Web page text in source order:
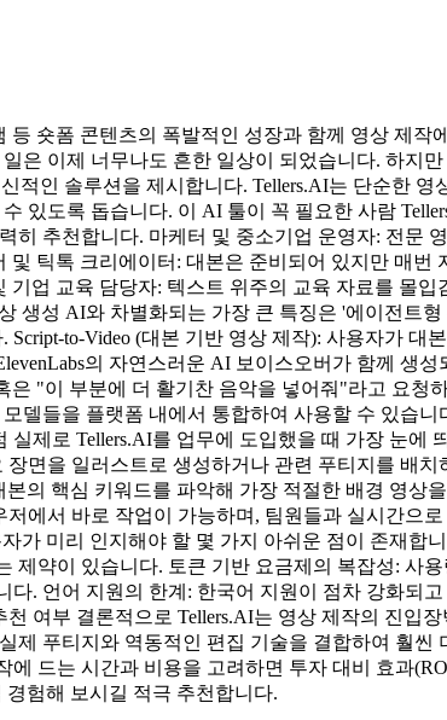
숏폼 콘텐츠의 폭발적인 성장과 함께 영상 제
은 이제 너무나도 흔한 일상이 되었습니다. 하지
적인 솔루션을 제시합니다. Tellers.AI는 단순한
있도록 돕습니다. 이 AI 툴이 꼭 필요한 사람
추천합니다. 마케터 및 중소기업 운영자: 전문
틱톡 크리에이터: 대본은 준비되어 있지만 매
업 교육 담당자: 텍스트 위주의 교육 자료를 몰
생성 AI와 차별화되는 가장 큰 특징은 '에이전트
to-Video (대본 기반 영상 제작): 사용자가 대
의 자연스러운 AI 보이스오버가 함께 생
"이 부분에 더 활기찬 음악을 넣어줘"라고 요청
델들을 플랫폼 내에서 통합하여 사용할 수 있습
제로 Tellers.AI를 업무에 도입했을 때 가장 눈
면을 일러스트로 생성하거나 관련 푸티지를 배
의 핵심 키워드를 파악해 가장 적절한 배경 영상
에서 바로 작업이 가능하며, 팀원들과 실시간으
가 미리 인지해야 할 몇 가지 아쉬운 점이 존재합
제약이 있습니다. 토큰 기반 요금제의 복잡성: 사
. 언어 지원의 한계: 한국어 지원이 점차 강화되
여부 결론적으로 Tellers.AI는 영상 제작의 진입
푸티지와 역동적인 편집 기술을 결합하여 훨씬
드는 시간과 비용을 고려하면 투자 대비 효과
험해 보시길 적극 추천합니다.